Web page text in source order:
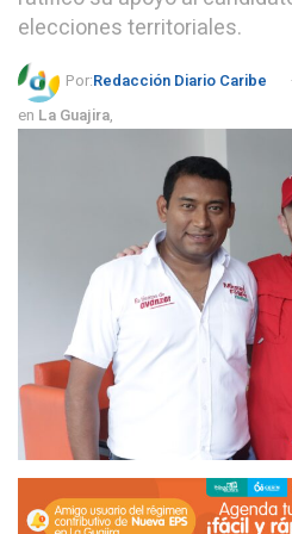
elecciones territoriales.
Por:Redacción Diario Caribe
en La Guajira,